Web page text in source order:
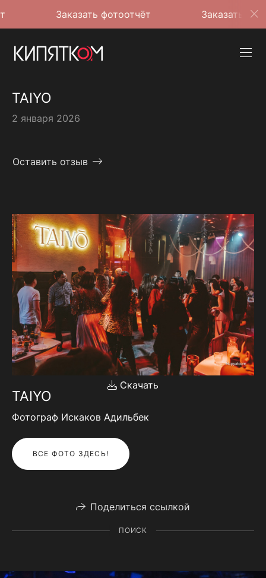
Заказать фотоотчёт Заказать фотоотчёт
TAIYO
2 января 2026
Оставить отзыв
Скачать
TAIYO
Фотограф Искаков Адильбек
ВСЕ ФОТО ЗДЕСЬ!
Поделиться ссылкой
ПОИСК